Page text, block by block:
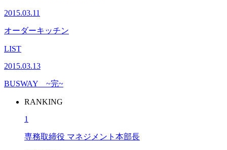
2015.03.11
オーダーキッチン
LIST
2015.03.13
BUSWAY ~完~
RANKING
1
専務取締役 マネジメント本部長